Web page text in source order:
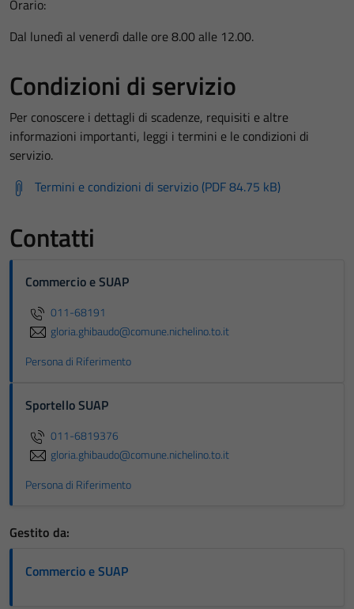
Orario:
Dal lunedì al venerdì dalle ore 8.00 alle 12.00.
Condizioni di servizio
Per conoscere i dettagli di scadenze, requisiti e altre
informazioni importanti, leggi i termini e le condizioni di
servizio.
Termini e condizioni di servizio (PDF 84.75 kB)
Contatti
Commercio e SUAP
011-68191
gloria.ghibaudo@comune.nichelino.to.it
Persona di Riferimento
Sportello SUAP
011-6819376
gloria.ghibaudo@comune.nichelino.to.it
Persona di Riferimento
Gestito da:
Commercio e SUAP